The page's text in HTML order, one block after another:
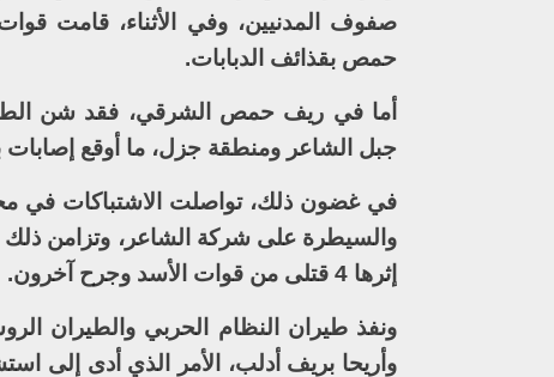
صفوف المدنيين، وفي الأثناء، قامت
حمص بقذائف الدبابات.
أما في ريف حمص الشرقي، فقد شن
جبل الشاعر ومنطقة جزل، ما أوقع إصابات
في غضون ذلك، تواصلت الاشتباكات في
والسيطرة على شركة الشاعر، وتزامن
إثرها 4 قتلى من قوات الأسد وجرح آخرون.
ونفذ طيران النظام الحربي والطيران
وأريحا بريف أدلب، الأمر الذي أدى إلى